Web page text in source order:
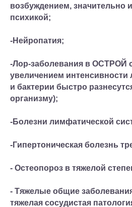
возбуждением, значительно
психикой;
-Нейропатия;
-Лор-заболевания в ОСТРОЙ
увеличением
и бактерии быстро
организму);
-Болезни лимфатической
-Гипертоническая болезнь
- Остеопороз в тяжелой
- Тяжелые общие
тяжелая сосудистая